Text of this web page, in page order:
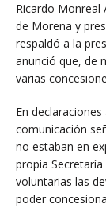
Ricardo Monreal
de Morena y
respaldó a la
anunció que, de
varias
En
comunicación
no estaban en
propia
voluntarias las
poder